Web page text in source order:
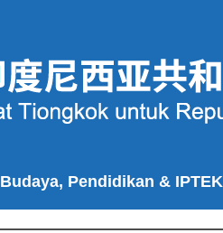
Budaya, Pendidikan & IPTEK